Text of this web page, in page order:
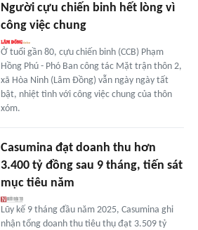
Người cựu chiến binh hết lòng vì
công việc chung
Ở tuổi gần 80, cựu chiến binh (CCB) Phạm
Hồng Phú - Phó Ban công tác Mặt trận thôn 2,
xã Hòa Ninh (Lâm Đồng) vẫn ngày ngày tất
bật, nhiệt tình với công việc chung của thôn
xóm.
Casumina đạt doanh thu hơn
3.400 tỷ đồng sau 9 tháng, tiến sát
mục tiêu năm
Lũy kế 9 tháng đầu năm 2025, Casumina ghi
nhận tổng doanh thu tiêu thụ đạt 3.509 tỷ